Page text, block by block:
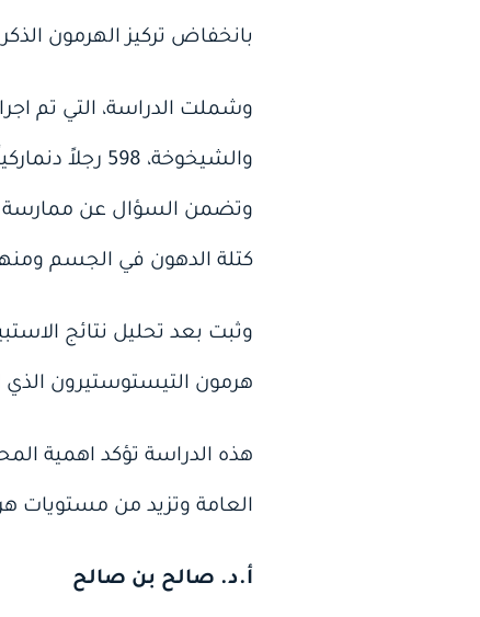
بانخفاض تركيز الهرمون
وتضمن السؤال عن ممارسة
كتلة الدهون في الجسم
وثبت بعد تحليل نتائج
هرمون التيستوستيرون
هذه الدراسة تؤكد اهمية
العامة وتزيد من مستويات
أ.د. صالح بن صالح